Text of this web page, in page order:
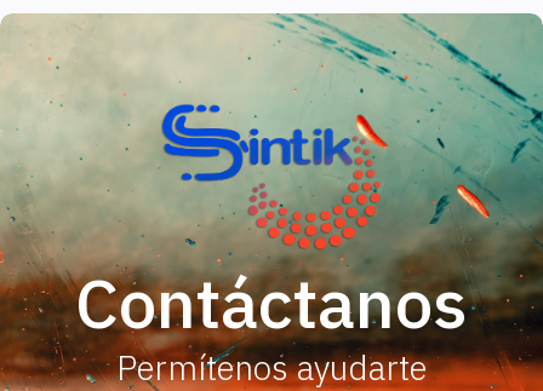
Contáctanos
Permítenos ayudarte